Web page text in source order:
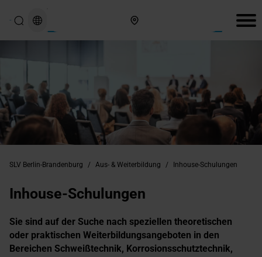
SLV Berlin-Brandenburg / Aus- & Weiterbildung / Inhouse-Schulungen
Inhouse-Schulungen
Sie sind auf der Suche nach speziellen theoretischen
oder praktischen Weiterbildungsangeboten in den
Bereichen Schweißtechnik, Korrosionsschutztechnik,